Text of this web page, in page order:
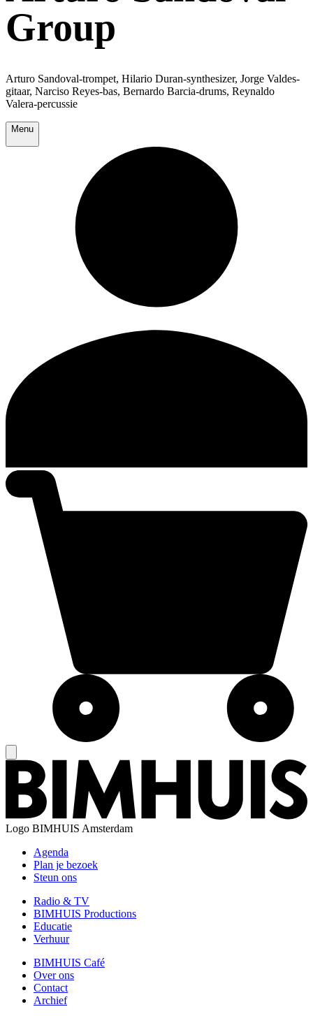
Group
Arturo Sandoval-trompet, Hilario Duran-synthesizer, Jorge Valdes-
gitaar, Narciso Reyes-bas, Bernardo Barcia-drums, Reynaldo
Valera-percussie
Menu
Logo BIMHUIS Amsterdam
Agenda
Plan je bezoek
Steun ons
Radio & TV
BIMHUIS Productions
Educatie
Verhuur
BIMHUIS Café
Over ons
Contact
Archief